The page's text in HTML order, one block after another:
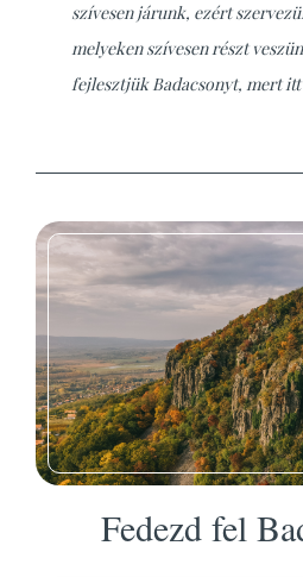
szívesen járunk, ezért
melyeken szívesen részt
fejlesztjük Badacsonyt, mert
Fedezd fel